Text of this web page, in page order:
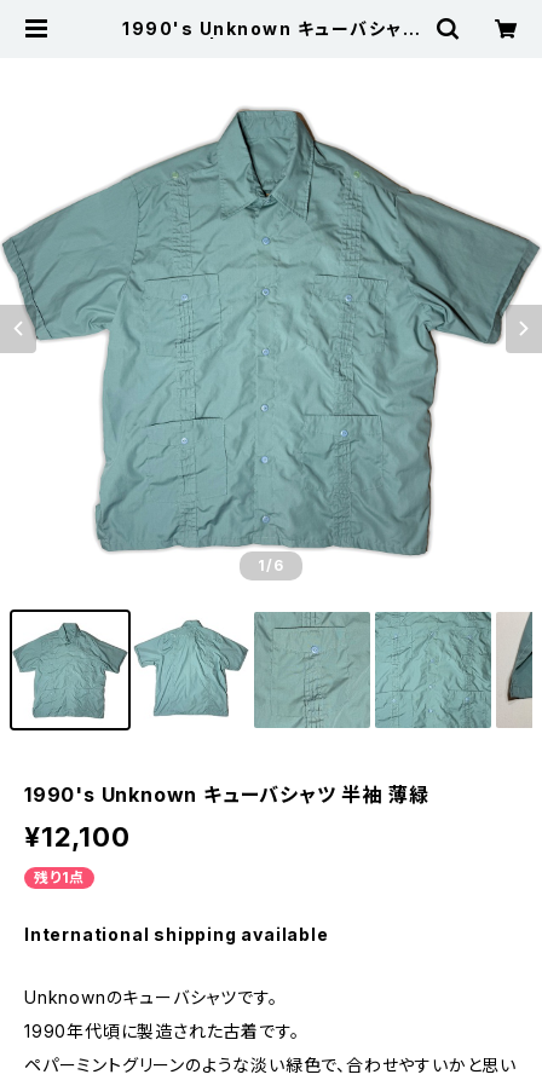
1990's Unknown キューバシャツ
1 /6
1990's Unknown キューバシャツ 半袖 薄緑
¥12,100
残り1点
International shipping available
Unknownのキューバシャツです。
1990年代頃に製造された古着です。
ペパーミントグリーンのような淡い緑色で、合わせやすいかと思い